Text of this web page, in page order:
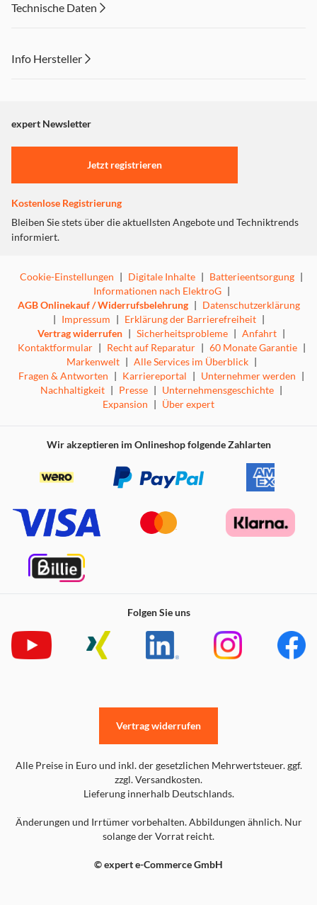
Technische Daten
Info Hersteller
"Marketing".
Einstellungen anpassen
expert Newsletter
Jetzt registrieren
Kostenlose Registrierung
Bleiben Sie stets über die aktuellsten Angebote und Techniktrends
informiert.
Cookie-Einstellungen | Digitale Inhalte | Batterieentsorgung |
Informationen nach ElektroG |
AGB Onlinekauf / Widerrufsbelehrung | Datenschutzerklärung
| Impressum | Erklärung der Barrierefreiheit |
Vertrag widerrufen | Sicherheitsprobleme | Anfahrt |
Kontaktformular | Recht auf Reparatur | 60 Monate Garantie |
Markenwelt | Alle Services im Überblick |
Fragen & Antworten | Karriereportal | Unternehmer werden |
Nachhaltigkeit | Presse | Unternehmensgeschichte |
Expansion | Über expert
Wir akzeptieren im Onlineshop folgende Zahlarten
Folgen Sie uns
Alle Preise in Euro und inkl. der gesetzlichen Mehrwertsteuer. ggf.
zzgl. Versandkosten.
Lieferung innerhalb Deutschlands.
Änderungen und Irrtümer vorbehalten. Abbildungen ähnlich. Nur
solange der Vorrat reicht.
© expert e-Commerce GmbH
Vertrag widerrufen